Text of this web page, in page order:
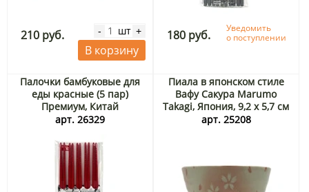
210 руб. - шт +
В корзину
180 руб.
Уведомить
о поступлении
Палочки бамбуковые для
еды красные (5 пар)
Премиум, Китай
арт. 26329
Пиала в японском стиле
Вафу Сакура Marumo
Takagi, Япония, 9,2 х 5,7 см
арт. 25208